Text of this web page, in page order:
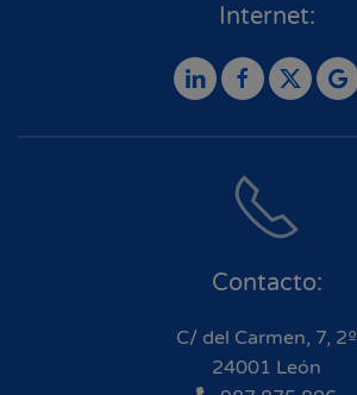
Internet:
Contacto:
C/ del Carmen, 7, 2º
24001 León